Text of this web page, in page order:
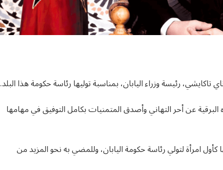
رئيسة وزراء اليابان، بمناسبة توليها رئاسة حكومة هذا البلد.
عن أحر التهاني وأصدق المتمنيات بكامل التوفيق في مهامها
امرأة لتولي رئاسة حكومة اليابان، وللمضي به نحو المزيد من